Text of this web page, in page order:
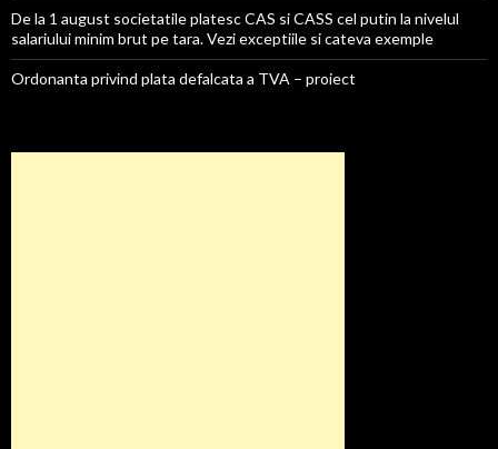
De la 1 august societatile platesc CAS si CASS cel putin la nivelul
salariului minim brut pe tara. Vezi exceptiile si cateva exemple
Ordonanta privind plata defalcata a TVA – proiect